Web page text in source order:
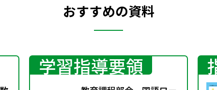
おすすめの資料
学習指導要領